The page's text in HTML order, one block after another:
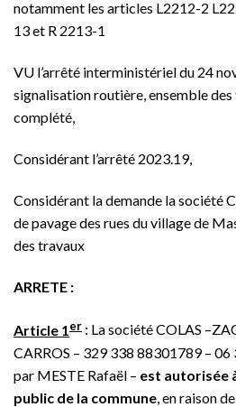
notamment les articles L2212-2
13 et R 2213-1
VU l’arrêté interministériel du 24
signalisation routière, ensemble
complété,
Considérant l’arrêté 2023.19,
Considérant la demande la société
de pavage des rues du village de
des travaux
ARRETE :
Article 1 er : La société COLAS
CARROS – 329 338 88301789 –
par MESTE Rafaël – est autorisée
public de la commune , en raison